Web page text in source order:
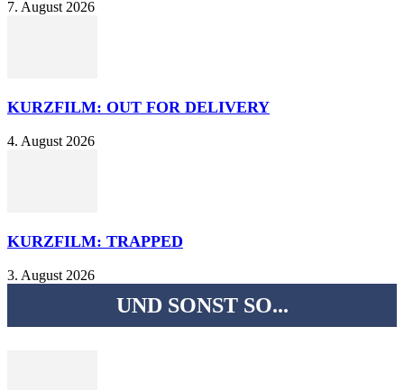
7. August 2026
KURZFILM: OUT FOR DELIVERY
4. August 2026
KURZFILM: TRAPPED
3. August 2026
UND SONST SO...